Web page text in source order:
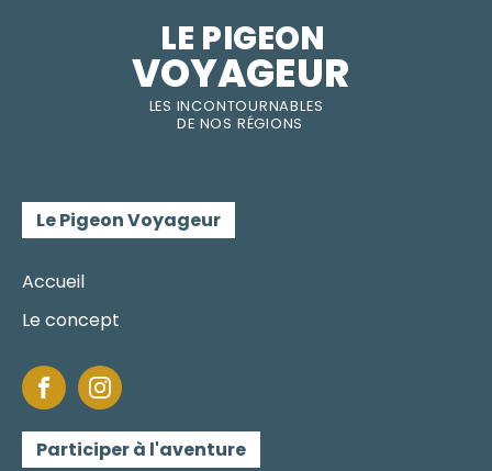
LES INCONTOURNABLES
DE NOS RÉGIONS
LE PIGEON
VOYAGEUR
Le Pigeon Voyageur
Accueil
Le concept
Participer à l'aventure